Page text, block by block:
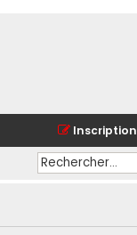
Inscription